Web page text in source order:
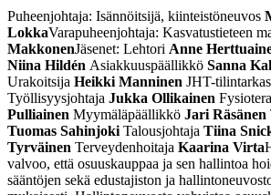
Puheenjohtaja: Isännöitsijä, kiinteistöneuvos
LokkaVarapuheenjohtaja: Kasvatustieteen
MakkonenJäsenet: Lehtori Anne
Niina Hildén Asiakkuuspäällikkö Sanna
Urakoitsija Heikki Manninen JHT-
Työllisyysjohtaja Jukka Ollikainen
Pulliainen Myymäläpäällikkö Jari Räsänen
Tuomas Sahinjoki Talousjohtaja Tiina
Tyrväinen Terveydenhoitaja Kaarina Virta
valvoo, että osuuskauppaa ja sen hallintoa
sääntöjen sekä edustajiston ja